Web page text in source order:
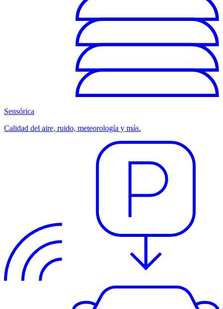
Sensórica
Calidad del aire, ruido, meteorología y más.